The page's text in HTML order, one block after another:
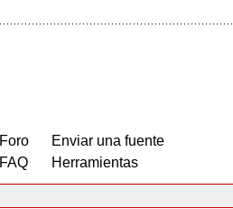
Foro
FAQ
Enviar una fuente
Herramientas